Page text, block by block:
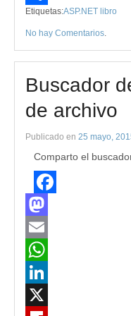
Compartir
Etiquetas:ASP.NET libro
No hay Comentarios.
Buscador
de archivo
Publicado en 25 mayo,
Comparto el
Facebook
Mastodon
Email
WhatsApp
LinkedIn